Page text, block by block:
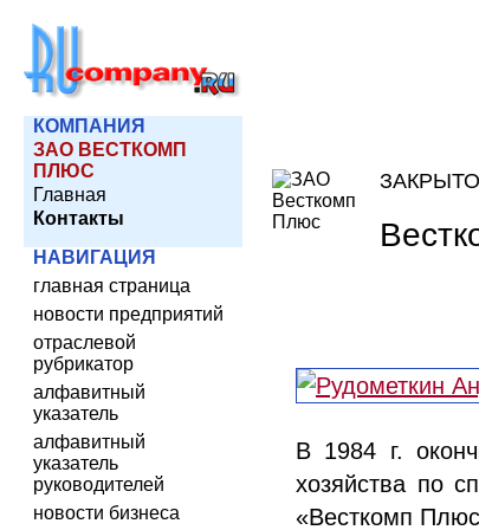
КОМПАНИЯ
ЗАО ВЕСТКОМП
ПЛЮС
Главная
Контакты
НАВИГАЦИЯ
главная страница
новости предприятий
отраслевой
рубрикатор
алфавитный
указатель
алфавитный
указатель
руководителей
новости бизнеса
В 1984 г.
хозяйства по
«Весткомп